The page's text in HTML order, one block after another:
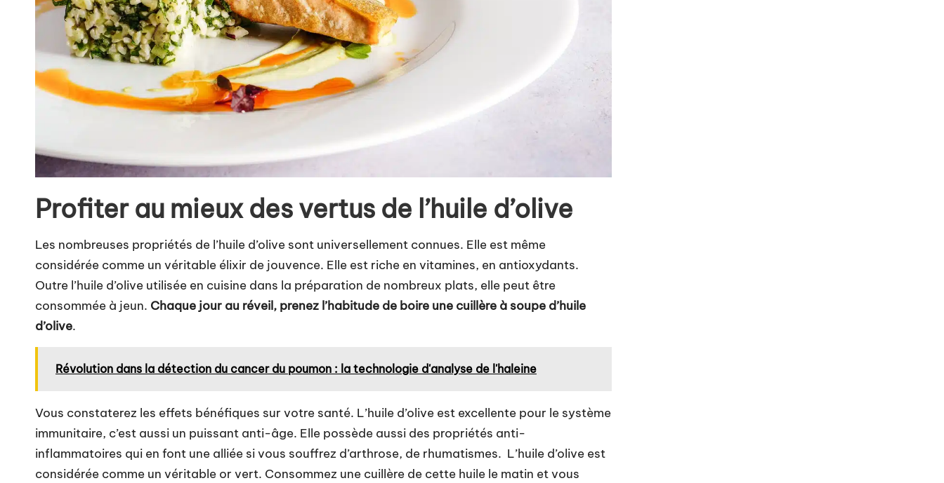
Profiter au mieux des vertus de l’huile d’olive
Les nombreuses propriétés de l’huile d’olive sont universellement connues. Elle est même
considérée comme un véritable élixir de jouvence. Elle est riche en vitamines, en antioxydants.
Outre l’huile d’olive utilisée en cuisine dans la préparation de nombreux plats, elle peut être
consommée à jeun. Chaque jour au réveil, prenez l’habitude de boire une cuillère à soupe d’huile
d’olive.
Révolution dans la détection du cancer du poumon : la technologie d'analyse de l'haleine
Vous constaterez les effets bénéfiques sur votre santé. L’huile d’olive est excellente pour le système
immunitaire, c’est aussi un puissant anti-âge. Elle possède aussi des propriétés anti-
inflammatoires qui en font une alliée si vous souffrez d’arthrose, de rhumatismes. L’huile d’olive est
considérée comme un véritable or vert. Consommez une cuillère de cette huile le matin et vous